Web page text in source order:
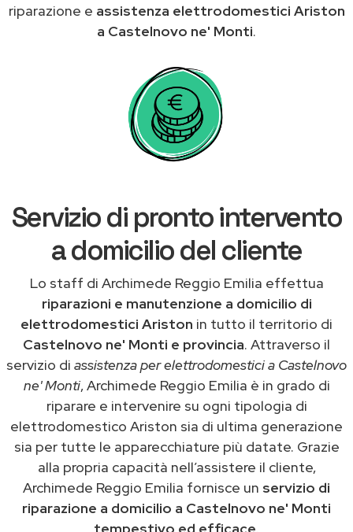
riparazione e assistenza elettrodomestici Ariston
a Castelnovo ne' Monti.
Servizio di pronto intervento
a domicilio del cliente
Lo staff di Archimede Reggio Emilia effettua
riparazioni e manutenzione a domicilio di
elettrodomestici Ariston in tutto il territorio di
Castelnovo ne' Monti e provincia. Attraverso il
servizio di assistenza per elettrodomestici a Castelnovo
ne' Monti, Archimede Reggio Emilia è in grado di
riparare e intervenire su ogni tipologia di
elettrodomestico Ariston sia di ultima generazione
sia per tutte le apparecchiature più datate. Grazie
alla propria capacità nell’assistere il cliente,
Archimede Reggio Emilia fornisce un servizio di
riparazione a domicilio a Castelnovo ne' Monti
tempestivo ed efficace.